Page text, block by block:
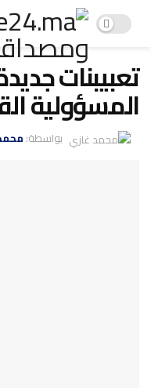
تعبيبنات
المسؤولية
بواسطة: